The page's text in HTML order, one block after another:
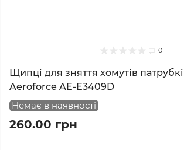
0
Щипці для зняття хомутів
Aeroforce AE-E3409D
Немає в наявності
260.00 грн